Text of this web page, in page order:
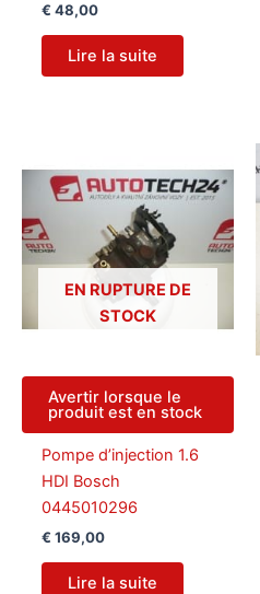
€ 48,00
Lire la suite
EN RUPTURE DE
STOCK
Avertir lorsque le
produit est en stock
Pompe d’injection 1.6
HDI Bosch
0445010296
€ 169,00
Lire la suite